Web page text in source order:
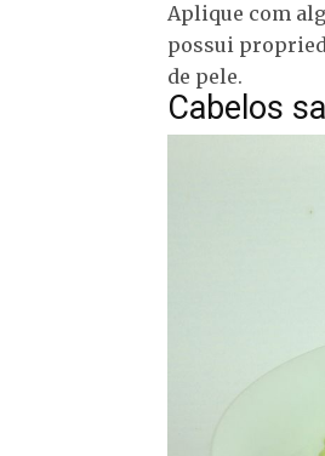
Aplique com
possui
de pele.
Cabelos